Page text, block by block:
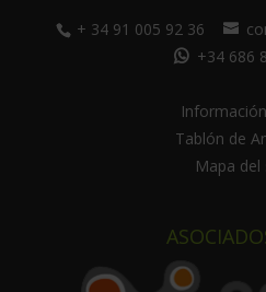
+ 34 91 005 92 36
+34 686
Tablón de
Mapa del